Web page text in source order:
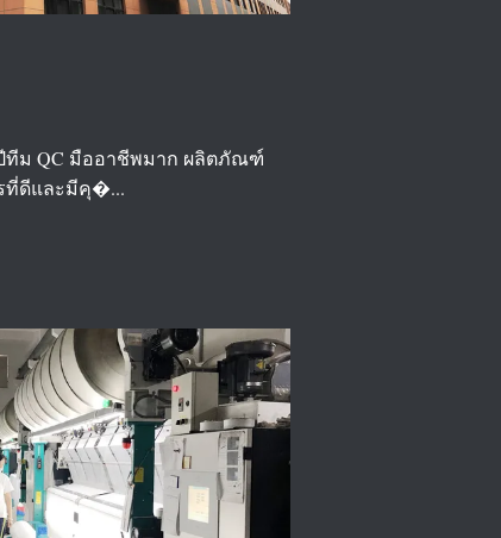
ทีม QC มืออาชีพมาก ผลิตภัณฑ์
ที่ดีและมีคุ�...